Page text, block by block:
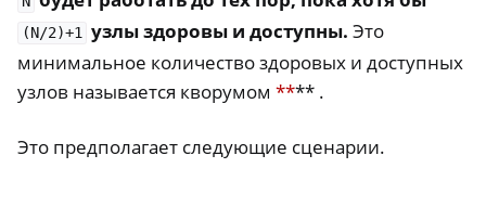
(N/2)+1 узлы здоровы и доступны. Это
минимальное количество здоровых и доступных
узлов называется кворумом **** .
Это предполагает следующие сценарии.